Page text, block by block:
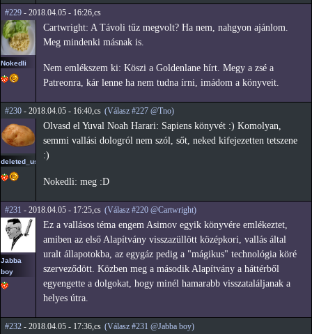
#229 - 2018.04.05 - 16:26,cs
Nokedli
Cartwright: A Távoli tűz megvolt? Ha nem, nahgyon ajánlom.
Meg mindenki másnak is.
Nem emlékszem ki: Köszi a Goldenlane hírt. Megy a zsé a
Patreonra, kár lenne ha nem tudna írni, imádom a könyveit.
#230 - 2018.04.05 - 16:40,cs (Válasz #227 @Tno)
deleted_user_2
Olvasd el Yuval Noah Harari: Sapiens könyvét :) Komolyan,
semmi vallási dologról nem szól, sőt, neked kifejezetten tetszene
:)
Nokedli: meg :D
#231 - 2018.04.05 - 17:25,cs (Válasz #220 @Cartwright)
Jabba
boy
Ez a vallásos téma engem Asimov egyik könyvére emlékeztet,
amiben az első Alapítvány visszazüllött középkori, vallás által
uralt állapotokba, az egygáz pedig a "mágikus" technológia köré
szerveződött. Közben meg a második Alapítvány a háttérből
egyengette a dolgokat, hogy minél hamarabb visszataláljanak a
helyes útra.
#232 - 2018.04.05 - 17:36,cs (Válasz #231 @Jabba boy)